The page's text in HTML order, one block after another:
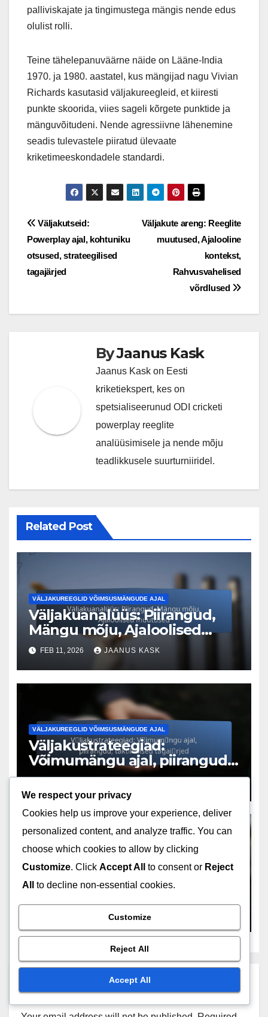
palliviskajate ja tingimustega mängis nende edus
olulist rolli.
Teine tähelepanuväärne näide on Lääne-India
1970. ja 1980. aastatel, kus mängijad nagu Vivian
Richards kasutasid väljakureegleid, et kiiresti
punkte skoorida, viies sageli kõrgete punktide ja
mänguvõitudeni. Nende agressiivne lähenemine
seadis tulevastele piiratud ülevaate
kriketimeeskondadele standardi.
Post
navigation
Väljakute areng: Reeglite
muutused, Ajalooline
kontekst,
Rahvusvahelised
võrdlused
Väljakutseid:
Powerplay ajal, kohtuniku
otsused, strateegilised
tagajärjed
ByJaanus Kask
Jaanus Kask on Eesti
kriketiekspert, kes on
spetsialiseerunud ODI cricketi
powerplay reeglite
analüüsimisele ja nende mõju
teadlikkusele suurturniiridel.
Related Post
VÄLJAKUREEGLID VÕIMSUSMÄNGUDE AJAL
Väljakuanalüüs: Piirangud,
Mängu mõju, Ajaloolised
muutused
FEB 11, 2026 JAANUS KASK
VÄLJAKUREEGLID VÕIMSUSMÄNGUDE AJAL
Väljakustrateegiad:
Võimumängu ajal, piirangud,
taktikalised tagajärjed
Väljakutseid: Powerplay ajal,
kohtuniku otsused,
strateegilised tagajärjed
JAANUS KASK
Leave a Reply
We respect your privacy
Cookies help us improve your experience, deliver
personalized content, and analyze traffic. You can
choose which cookies to allow by clicking
Customize. Click Accept All to consent or Reject
All
to decline non-essential cookies.
Customize
Reject All
Accept All